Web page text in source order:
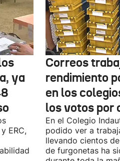
ya
ERC,
Correos
rendimiento
en los
los votos por
En el Colegio
podido ver a
llevando cientos
de furgonetas ha